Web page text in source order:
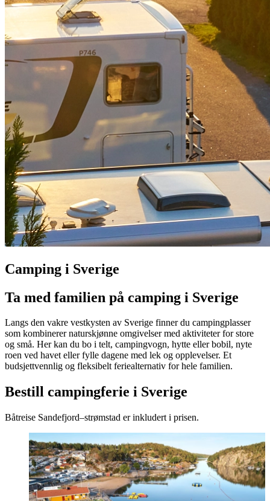
Camping i Sverige
Ta med familien på camping i Sverige
Langs den vakre vestkysten av Sverige finner du campingplasser
som kombinerer naturskjønne omgivelser med aktiviteter for store
og små. Her kan du bo i telt, campingvogn, hytte eller bobil, nyte
roen ved havet eller fylle dagene med lek og opplevelser. Et
budsjettvennlig og fleksibelt feriealternativ for hele familien.
Bestill campingferie i Sverige
Båtreise Sandefjord–strømstad er inkludert i prisen.